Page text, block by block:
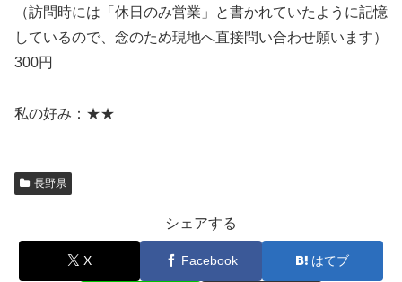
（訪問時には「休日のみ営業」と書かれていたように記憶
しているので、念のため現地へ直接問い合わせ願います）
300円
私の好み：★★
長野県
シェアする
X Facebook はてブ